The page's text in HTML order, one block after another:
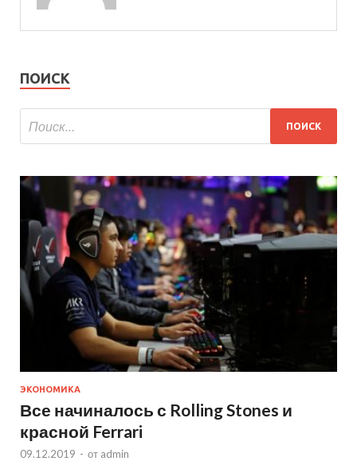
ПОИСК
ЭКОНОМИКА
Все начиналось с Rolling Stones и
красной Ferrari
09.12.2019 - от admin